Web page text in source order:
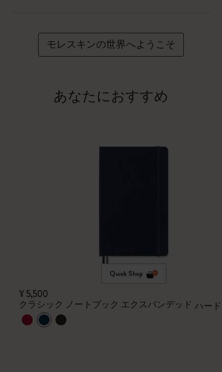
モレスキンの世界へようこそ
あなたにおすすめ
Quick Shop
¥ 5,500
クラシック ノートブック エクスパンデッド ハー